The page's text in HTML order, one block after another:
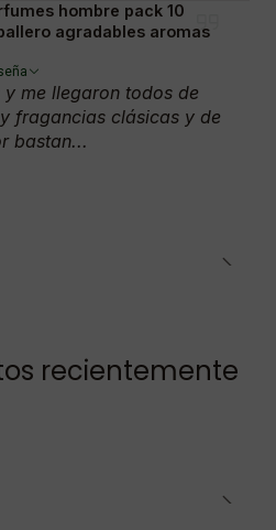
hombre pack 10
agradables aromas
me llegaron todos de
fragancias clásicas y de
bastan...
recientemente